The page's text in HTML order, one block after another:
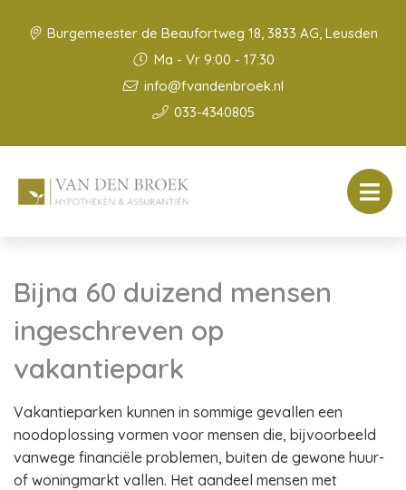
Burgemeester de Beaufortweg 18, 3833 AG, Leusden
Ma - Vr 9:00 - 17:30
info@fvandenbroek.nl
033-4340805
Bijna 60 duizend mensen
ingeschreven op
vakantiepark
Vakantieparken kunnen in sommige gevallen een
noodoplossing vormen voor mensen die, bijvoorbeeld
vanwege financiële problemen, buiten de gewone huur-
of woningmarkt vallen. Het aandeel mensen met